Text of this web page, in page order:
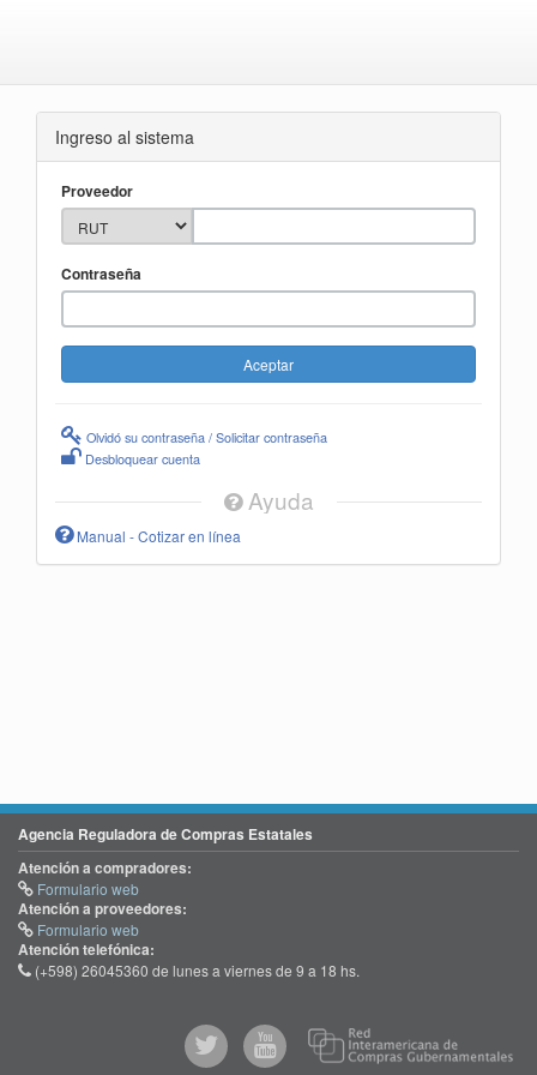
Ingreso al sistema
Proveedor
Contraseña
Olvidó su contraseña / Solicitar contraseña
Desbloquear cuenta
Ayuda
Manual - Cotizar en línea
Agencia Reguladora de Compras Estatales
Atención a compradores:
Formulario web
Atención a proveedores:
Formulario web
Atención telefónica:
(+598) 26045360 de lunes a viernes de 9 a 18 hs.
@comprasgubuy
ACCE